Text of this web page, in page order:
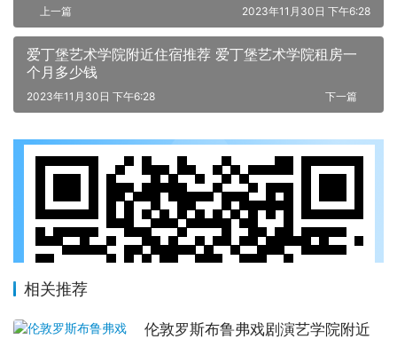
上一篇 2023年11月30日 下午6:28
爱丁堡艺术学院附近住宿推荐 爱丁堡艺术学院租房一
个月多少钱
下一篇
2023年11月30日 下午6:28
相关推荐
伦敦罗斯布鲁弗戏剧演艺学院附近